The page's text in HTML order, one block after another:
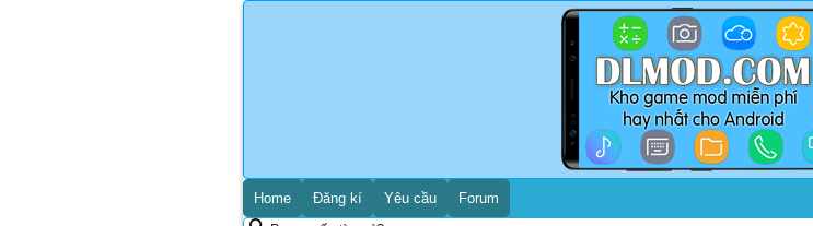
Home Đăng kí Yêu cầu
Forum